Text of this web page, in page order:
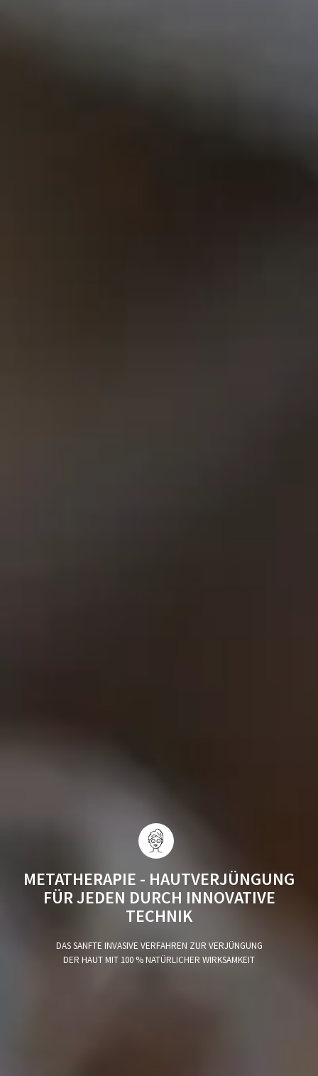
METATHERAPIE - HAUTVERJÜNGUNG
FÜR JEDEN DURCH INNOVATIVE
TECHNIK
DAS SANFTE INVASIVE VERFAHREN ZUR VERJÜNGUNG
DER HAUT MIT 100 % NATÜRLICHER WIRKSAMKEIT